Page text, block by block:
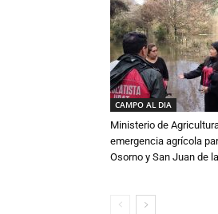
CAMPO AL DIA
Ministerio de
emergencia agrícola
Osorno y San Juan de